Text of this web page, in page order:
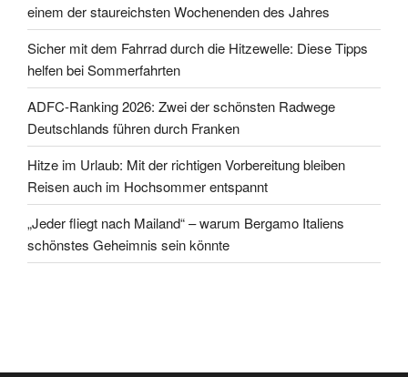
einem der staureichsten Wochenenden des Jahres
Sicher mit dem Fahrrad durch die Hitzewelle: Diese Tipps
helfen bei Sommerfahrten
ADFC-Ranking 2026: Zwei der schönsten Radwege
Deutschlands führen durch Franken
Hitze im Urlaub: Mit der richtigen Vorbereitung bleiben
Reisen auch im Hochsommer entspannt
„Jeder fliegt nach Mailand“ – warum Bergamo Italiens
schönstes Geheimnis sein könnte